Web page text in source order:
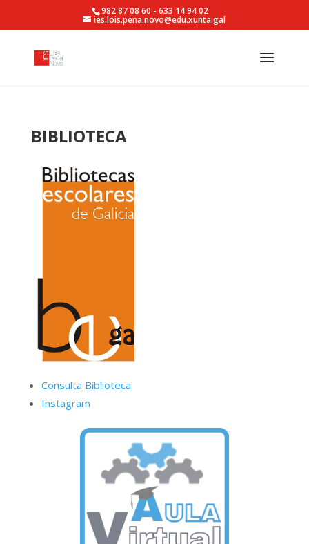
982 87 08 60 - 633 14 94 02
ies.lois.pena.novo@edu.xunta.gal
BIBLIOTECA
Consulta Biblioteca
Instagram